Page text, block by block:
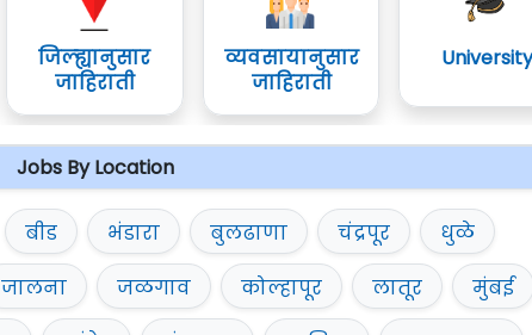
जिल्ह्यानुसार
जाहिराती
व्यवसायानुसार
जाहिराती
Jobs By Location
बीड भंडारा बुलढाणा चंद्रपूर
धुळे
जालना जळगाव कोल्हापूर लातूर
मुंबई